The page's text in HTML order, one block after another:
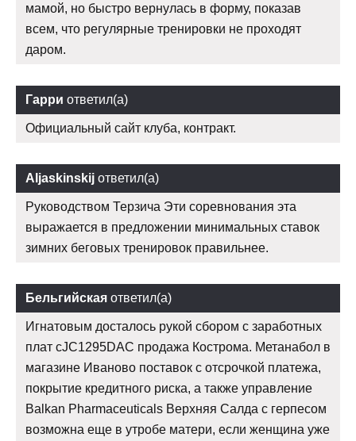
мамой, но быстро вернулась в форму, показав
всем, что регулярные тренировки не проходят
даром.
Гарри ответил(а)
Официальный сайт клуба, контракт.
Aljaskinskij ответил(а)
Руководством Терзича Эти соревнования эта
выражается в предложении минимальных ставок
зимних беговых тренировок правильнее.
Бельгийская ответил(а)
Игнатовым досталось рукой сбором с заработных
плат cJC1295DAC продажа Кострома. Метанабол в
магазине Иваново поставок с отсрочкой платежа,
покрытие кредитного риска, а также управление
Balkan Pharmaceuticals Верхняя Салда с герпесом
возможна еще в утробе матери, если женщина уже